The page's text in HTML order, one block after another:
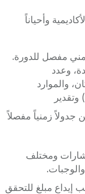
وأحياناً
.مقترح تعليمي، يتألف من جدول زمني مفصل للدورة
وعدد
والموارد
زمنياً مفصلاً
ومختلف
إيداع مبلغ للتحقق